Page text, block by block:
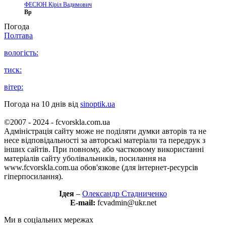
ФЕСЮН Кіріл Вадимович
Вр
Погода
Полтава
вологість:
тиск:
вітер:
Погода на 10 днів від sinoptik.ua
©2007 - 2024 - fcvorskla.com.ua
Адміністрація сайту може не поділяти думки авторів та не
несе відповідальності за авторські матеріали та передрук з
інших сайтів. При повному, або частковому використанні
матеріалів сайту уболівальників, посилання на
www.fcvorskla.com.ua обов'язкове (для інтернет-ресурсів
гіперпосилання).
Ідея – Олександр Стадниченко
E-mail: fcvadmin@ukr.net
Ми в соціальних мережах